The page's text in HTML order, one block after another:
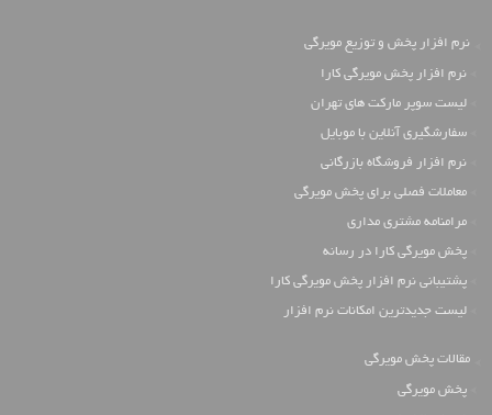
نرم افزار پخش و توزیع مویرگی
نرم افزار پخش مویرگی کارا
لیست سوپر مارکت های تهران
سفارشگیری آنلاین با موبایل
نرم افزار فروشگاه بازرگانی
معاملات فصلی برای پخش مویرگی
مرامنامه مشتری مداری
پخش مویرگی کارا در رسانه
پشتیبانی نرم افزار پخش مویرگی کارا
لیست جدیدترین امکانات نرم افزار
مقالات پخش مویرگی
پخش مویرگی